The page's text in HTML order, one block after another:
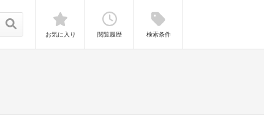
お気に入り 閲覧履歴 検索条件